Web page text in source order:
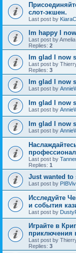
слот-экшен.
Last post by
Im happy I
Last post by
Replies: 2
Im glad I now
Last post by
Replies: 3
Im glad I now
Last post by
Im glad I now
Last post by
Im glad I now
Last post by
Last post by
Replies: 1
Just wanted to
Last post by
Исследуйте
и события
Last post by
Играйте в
приключения
Last post by
Replies: 3